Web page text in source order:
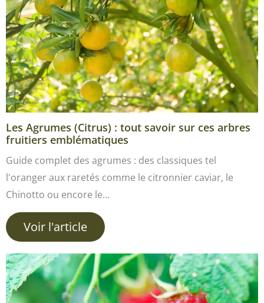
Les Agrumes (Citrus) : tout savoir sur ces arbres
fruitiers emblématiques
Guide complet des agrumes : des classiques tel
l'oranger aux raretés comme le citronnier caviar, le
Chinotto ou encore le…
Voir l'article